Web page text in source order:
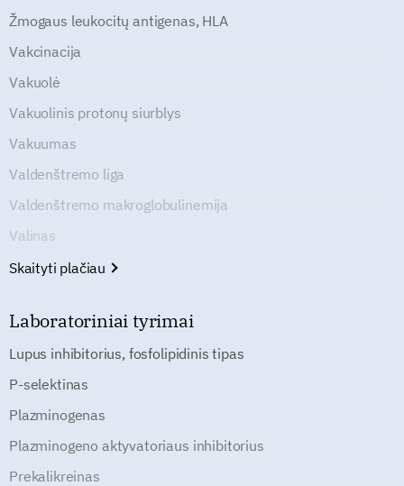
Žmogaus leukocitų antigenas, HLA
Vakcinacija
Vakuolė
Vakuolinis protonų siurblys
Vakuumas
Valdenštremo liga
Valdenštremo makroglobulinemija
Valinas
Skaityti plačiau
Laboratoriniai tyrimai
Lupus inhibitorius, fosfolipidinis tipas
P-selektinas
Plazminogenas
Plazminogeno aktyvatoriaus inhibitorius
Prekalikreinas